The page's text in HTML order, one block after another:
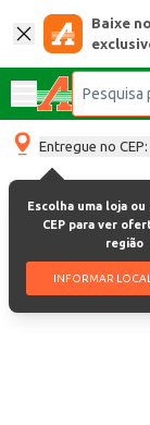
Baixe
Entregue no CEP:
Escolha uma loja
CEP para ver
região
INFORMAR